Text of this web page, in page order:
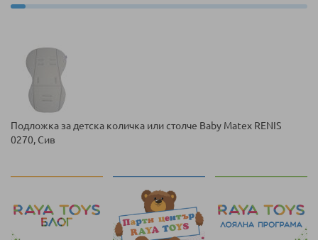
Подложка за детска количка или столче Baby Matex RENIS
0270, Сив